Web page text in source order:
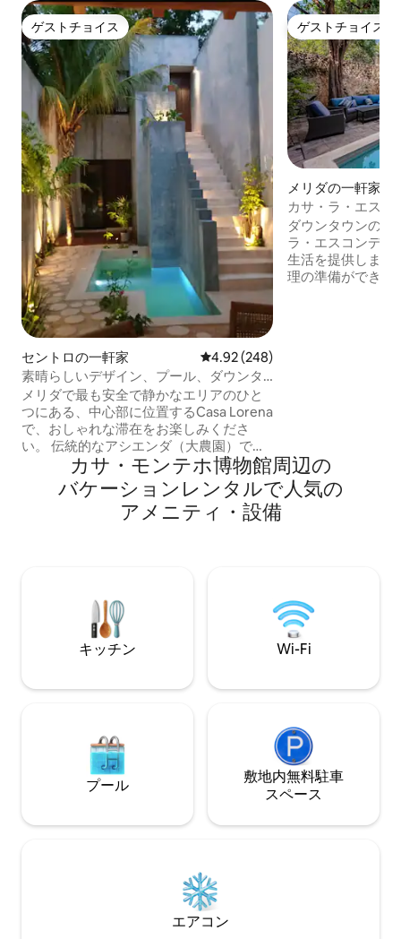
ゲストチョイス
ゲストチョイス
セントロの一軒家 レビュー248件、5つ星中4.92つ
4.92 (248)
素晴らしいデザイン、プール、ダウンタ
ウン、2寝室2バスルーム
メリダで最も安全で静かなエリアのひと
つにある、中心部に位置するCasa Lorena
で、おしゃれな滞在をお楽しみくださ
い。 伝統的なアシエンダ（大農園）での
暮らしに着想を得たこの建築の至宝は、
デザイン、快適さ、静けさが融合した空
間です。2022年Architectural Digest
Design Awardsの最終候補に選出（修復
います。快適で、リラックスでき、安心
してお過ごしいただけるように設計され
ゲストチョイス
ゲストチョイス
メリダの一軒家
カサ・ラ・エスコ
ダウンタウンの中
ラ・エスコンディ
生活を提供します。 個別のオフィス
理の準備ができて
カサ・モンテホ博物館⁠周⁠辺⁠の
バ⁠ケ⁠ー⁠シ⁠ョ⁠ン⁠レ⁠ン⁠タ⁠ル⁠で人⁠気⁠の
ア⁠メ⁠ニ⁠テ⁠ィ⁠・⁠設⁠備
キッチン Wi-Fi
プール
敷地内無料駐⁠車
ス⁠ペ⁠ー⁠ス
エアコン